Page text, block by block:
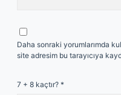
Daha sonraki yorumlarımda
site adresim bu tarayıcıya
7 + 8 kaçtır? *